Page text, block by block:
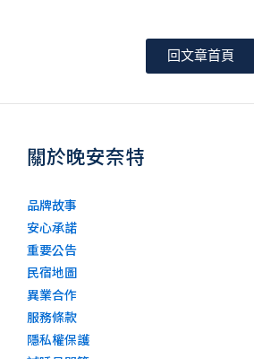
回文章首頁
關於晚安奈特
品牌故事
安心承諾
重要公告
民宿地圖
異業合作
服務條款
隱私權保護